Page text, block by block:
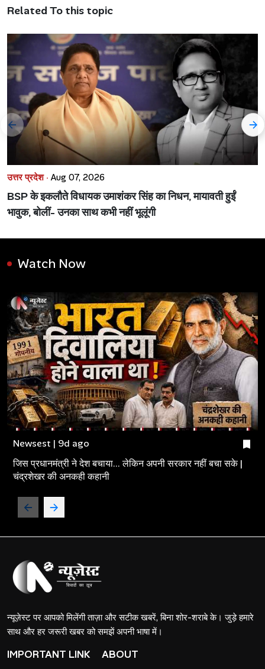
Related To this topic
उत्तर प्रदेश · Aug 07, 2026
BSP के इकलौते विधायक उमाशंकर सिंह का निधन, मायावती हुईं
भावुक, बोलीं- उनका साथ कभी नहीं भूलूंगी
Watch Now
Newsest | 9d ago
जिस प्रधानमंत्री ने देश बचाया... लेकिन अपनी सरकार नहीं बचा सके |
चंद्रशेखर की अनकही कहानी
न्यूज़ेस्ट पर आपको मिलेंगी ताज़ा और सटीक खबरें, बिना शोर-शराबे के। जुड़े हमारे
साथ और हर जरूरी खबर को समझें अपनी भाषा में।
IMPORTANT LINK ABOUT